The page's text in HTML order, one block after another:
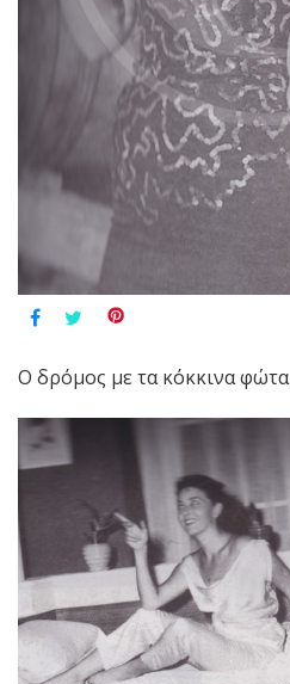
Ο δρόμος με τα κόκκινα φώτα